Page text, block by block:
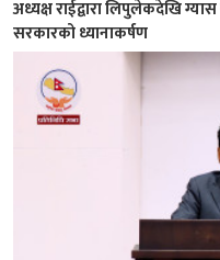
अध्यक्ष राईद्वारा लिपुलेकदेखि
सरकारको ध्यानाकर्षण